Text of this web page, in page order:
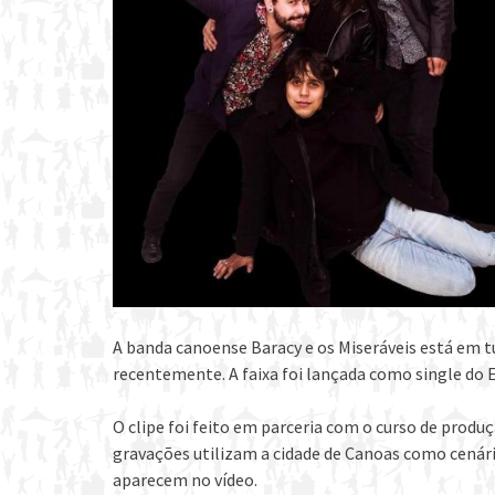
A banda canoense Baracy e os Miseráveis está
recentemente. A faixa foi lançada como single do
O clipe foi feito em parceria com o curso de
gravações utilizam a cidade de Canoas como
aparecem no vídeo.